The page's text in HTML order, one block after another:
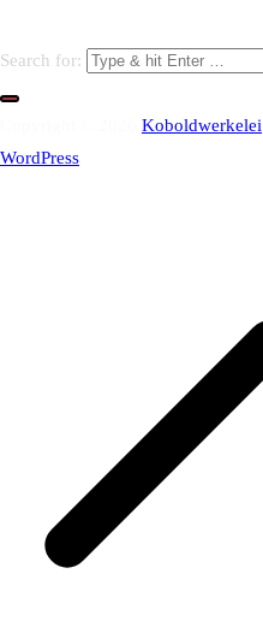
Search for:
Koboldwerkelei
WordPress